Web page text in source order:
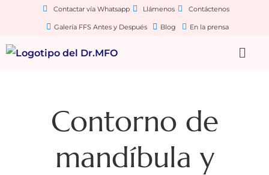
Contactar vía Whatsapp Llámenos Contáctenos
Galería FFS Antes y Después Blog En la prensa
Contorno de
mandíbula y